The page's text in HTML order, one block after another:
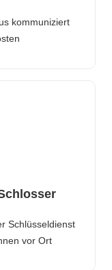
kommuniziert
Schlüsseldienst
vor Ort